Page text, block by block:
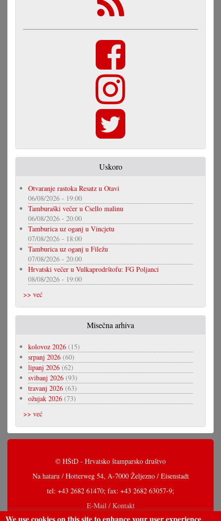
Uskoro
Otvaranje rastoka Resatz u Otavi
06/08/2026 - 19:00
Tamburaški večer u Csello malinu
06/08/2026 - 20:00
Tamburica uz oganj u Vincjetu
07/08/2026 - 18:00
Tamburica uz oganj u Filežu
07/08/2026 - 20:00
Hrvatski večer u Vulkaprodrštofu: FG Poljanci
08/08/2026 - 19:00
>> već
Misečna arhiva
kolovoz 2026 (15)
srpanj 2026 (60)
lipanj 2026 (62)
svibanj 2026 (93)
travanj 2026 (63)
ožujak 2026 (73)
>> već
© HŠtD - Hrvatsko štamparsko društvo
Na hataru / Hotterweg 54, A-7000 Željezno / Eisenstadt
tel: +43 2682 61470; fax: +43 2682 63057-9;
E-Mail / Kontakt